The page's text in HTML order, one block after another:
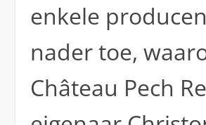
enkele
nader toe,
Château Pech